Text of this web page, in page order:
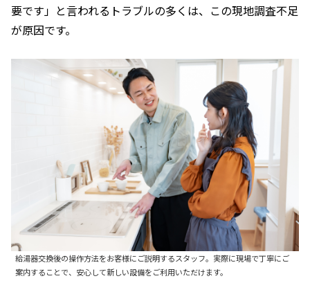
要です」と言われるトラブルの多くは、この現地調査不足
が原因です。
給湯器交換後の操作方法をお客様にご説明するスタッフ。実際に現場で丁寧にご
案内することで、安心して新しい設備をご利用いただけます。